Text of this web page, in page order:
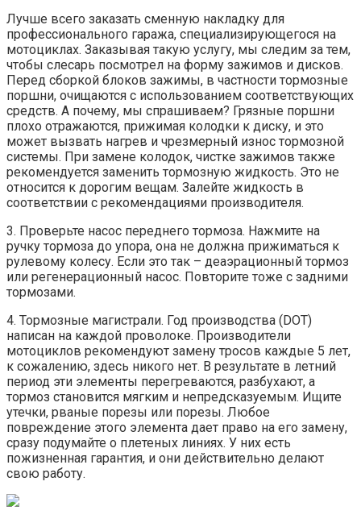
Лучше всего заказать сменную накладку для
профессионального гаража, специализирующегося на
мотоциклах. Заказывая такую ​​услугу, мы следим за тем,
чтобы слесарь посмотрел на форму зажимов и дисков.
Перед сборкой блоков зажимы, в частности тормозные
поршни, очищаются с использованием соответствующих
средств. А почему, мы спрашиваем? Грязные поршни
плохо отражаются, прижимая колодки к диску, и это
может вызвать нагрев и чрезмерный износ тормозной
системы. При замене колодок, чистке зажимов также
рекомендуется заменить тормозную жидкость. Это не
относится к дорогим вещам. Залейте жидкость в
соответствии с рекомендациями производителя.
3. Проверьте насос переднего тормоза. Нажмите на
ручку тормоза до упора, она не должна прижиматься к
рулевому колесу. Если это так – деаэрационный тормоз
или регенерационный насос. Повторите тоже с задними
тормозами.
4. Тормозные магистрали. Год производства (DOT)
написан на каждой проволоке. Производители
мотоциклов рекомендуют замену тросов каждые 5 лет,
к сожалению, здесь никого нет. В результате в летний
период эти элементы перегреваются, разбухают, а
тормоз становится мягким и непредсказуемым. Ищите
утечки, рваные порезы или порезы. Любое
повреждение этого элемента дает право на его замену,
сразу подумайте о плетеных линиях. У них есть
пожизненная гарантия, и они действительно делают
свою работу.